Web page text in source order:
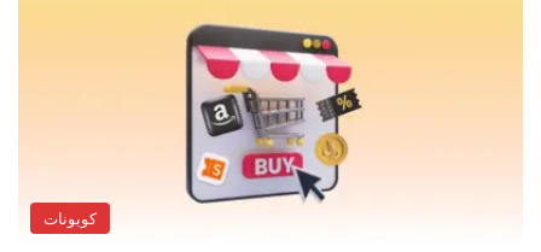
كوبونات